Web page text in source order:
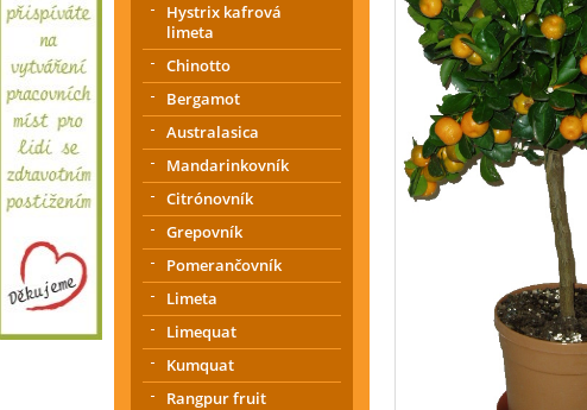
Hystrix kafrová
limeta
Chinotto
Bergamot
Australasica
Mandarinkovník
Citrónovník
Grepovník
Pomerančovník
Limeta
Limequat
Kumquat
Rangpur fruit